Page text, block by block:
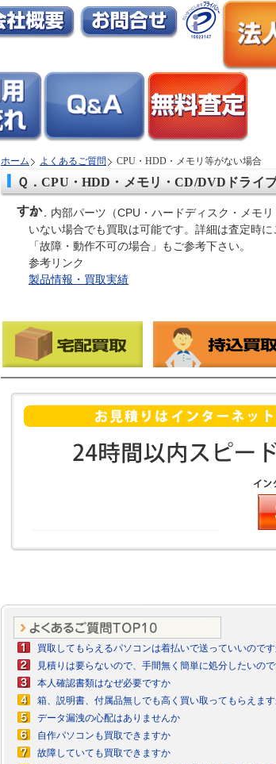
ホーム よくあるご質問 CPU・HDD・メモリ等がない場合
Ｑ．CPU・HDD・メモリ・CD/DVDドライ
すかＡ．内部パーツ（CPU・ハードディスク・メモ
いない場合でも買取は可能です。詳細は査定時
「故障・動作不可の場合」もご参考下さい。
参考リンク
製品情報・買取実績
買取してもらえるパソコンは着払いで送っていいので
見積りは要らないので、手間無く簡単に処分したいの
本人確認書類はなぜ必要ですか
箱、説明書、付属品無しでも高く買い取ってもらえま
データ漏洩の心配はありませんか
自作パソコンも買取できますか
故障していても買取できますか